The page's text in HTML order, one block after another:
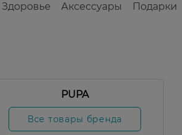
Здоровье Аксессуары Подарки
PUPA
Все товары бренда